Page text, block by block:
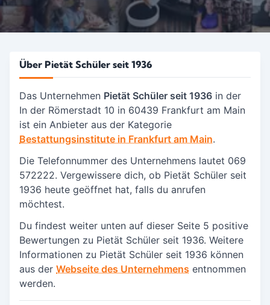
Über Pietät Schüler seit 1936
Das Unternehmen Pietät Schüler seit 1936 in der
In der Römerstadt 10 in 60439 Frankfurt am Main
ist ein Anbieter aus der Kategorie
Bestattungsinstitute in Frankfurt am Main.
Die Telefonnummer des Unternehmens lautet 069
572222. Vergewissere dich, ob Pietät Schüler seit
1936 heute geöffnet hat, falls du anrufen
möchtest.
Du findest weiter unten auf dieser Seite 5 positive
Bewertungen zu Pietät Schüler seit 1936. Weitere
Informationen zu Pietät Schüler seit 1936 können
aus der Webseite des Unternehmens entnommen
werden.